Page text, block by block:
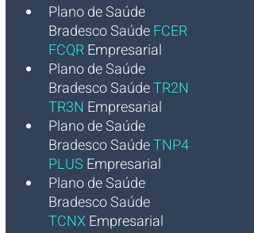
Plano de Saúde
BradescoSaúde FCER
FCQREmpresarial
Plano de Saúde
BradescoSaúde TR2N
TR3N Empresarial
Plano de Saúde
BradescoSaúde TNP4
PLUS Empresarial
Plano de Saúde
BradescoSaúde
TCNXEmpresarial